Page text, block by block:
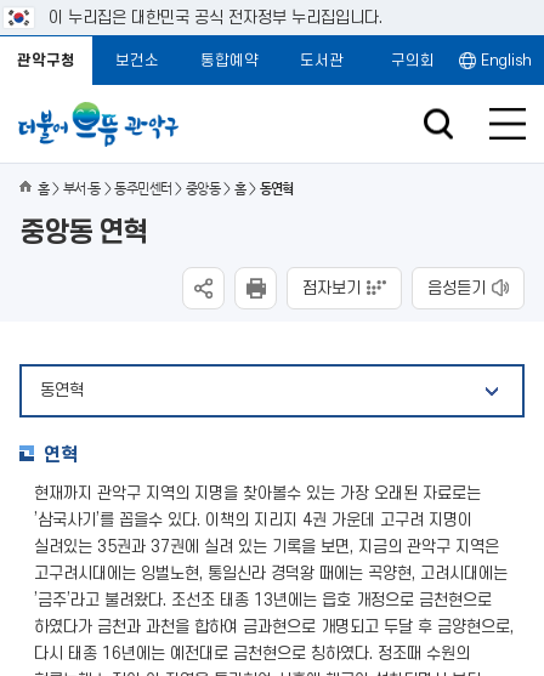
이 누리집은 대한민국 공식 전자정부 누리집입니다.
관악구청 보건소 통합예약 도서관 구의회 English
홈 부서·동 동주민센터 중앙동 홈 동연혁
중앙동 연혁
점자보기 음성듣기
동연혁
연혁
현재까지 관악구 지역의 지명을 찾아볼수 있는 가장 오래된 자료로는
’삼국사기’를 꼽을수 있다. 이책의 지리지 4권 가운데 고구려 지명이
실려있는 35권과 37권에 실려 있는 기록을 보면, 지금의 관악구 지역은
고구려시대에는 잉벌노현, 통일신라 경덕왕 때에는 곡양현, 고려시대에는
’금주’라고 불려왔다. 조선조 태종 13년에는 읍호 개정으로 금천현으로
하였다가 금천과 과천을 합하여 금과현으로 개명되고 두달 후 금양현으로,
다시 태종 16년에는 예전대로 금천현으로 칭하였다. 정조때 수원의